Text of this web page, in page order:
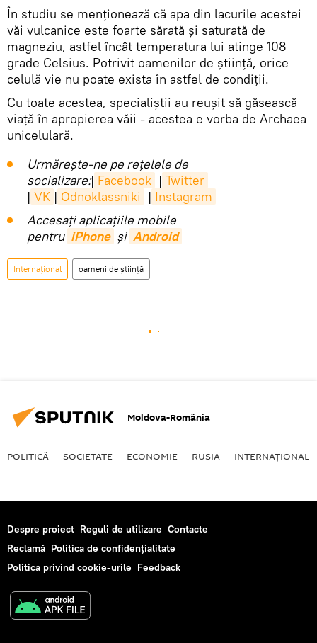
În studiu se menționează că apa din lacurile acestei
văi vulcanice este foarte sărată și saturată de
magneziu, astfel încât temperatura lui atinge 108
grade Celsius. Potrivit oamenilor de știință, orice
celulă vie nu poate exista în astfel de condiții.
Cu toate acestea, specialiștii au reușit să găsească
viață în apropierea văii - acestea e vorba de Archaea
unicelulară.
Urmărește-ne pe rețelele de
socializare:| Facebook | Twitter
| VK | Odnoklassniki | Instagram
Accesaţi aplicaţiile mobile
pentru iPhone și Android
Internaţional oameni de știință
Moldova-România
POLITICĂ SOCIETATE ECONOMIE RUSIA INTERNAŢIONAL
Despre proiect Reguli de utilizare Contacte
Reclamă Politica de confidențialitate
Politica privind cookie-urile Feedback